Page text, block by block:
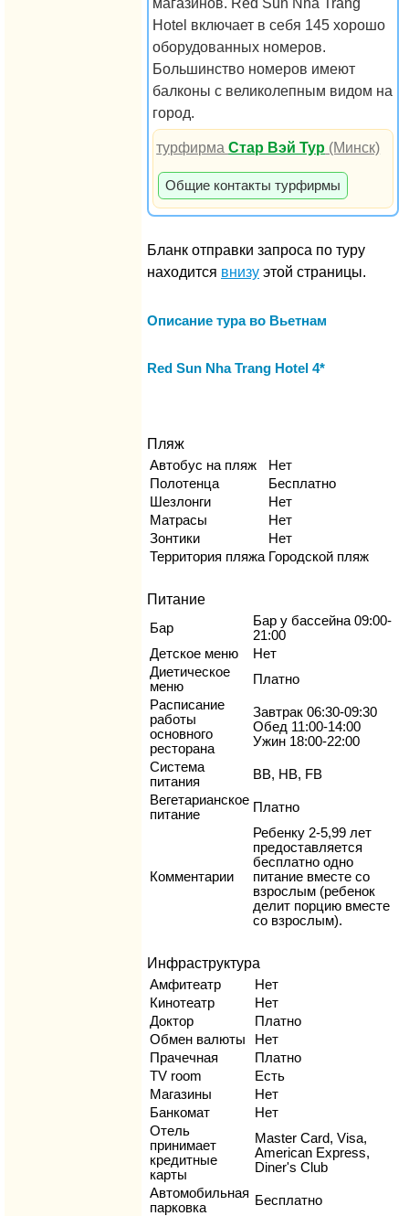
Hotel включает в себя 145 хорошо
оборудованных номеров.
Большинство номеров имеют
балконы с великолепным видом на
город.
турфирмаСтар Вэй Тур (Минск)
Общие контакты турфирмы
Бланк отправки запроса по туру
находится внизу этой страницы.
Описание тура во Вьетнам
Red Sun Nha Trang Hotel 4*
Пляж
Автобус на пляж
Нет
Полотенца
Бесплатно
Шезлонги
Нет
Матрасы
Нет
Зонтики
Нет
Территория пляжа Городской пляж
Питание
Бар
Бар у бассейна 09:00-
21:00
Детское меню
Нет
Диетическое
меню
Платно
Расписание
работы
основного
ресторана
Завтрак 06:30-09:30
Обед 11:00-14:00
Ужин 18:00-22:00
Система
питания
BB, HB, FB
Вегетарианское
питание
Платно
Комментарии
Ребенку 2-5,99 лет
предоставляется
бесплатно одно
питание вместе со
взрослым (ребенок
делит порцию вместе
со взрослым).
Инфраструктура
Амфитеатр
Нет
Кинотеатр
Нет
Доктор
Платно
Обмен валюты
Нет
Прачечная
Платно
TV room
Есть
Магазины
Нет
Банкомат
Нет
Отель
принимает
кредитные
карты
Master Card, Visa,
American Express,
Diner's Club
Автомобильная
парковка
Бесплатно